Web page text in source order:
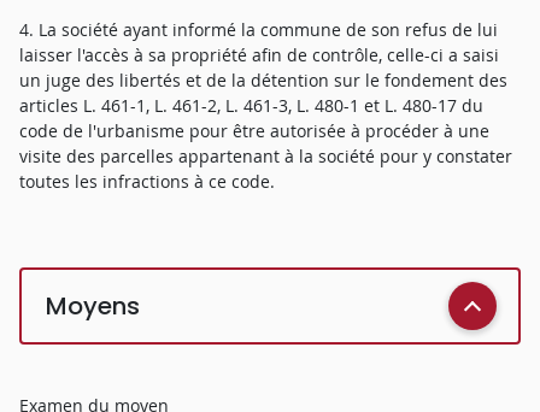
4. La société ayant informé la commune de son refus de lui
laisser l'accès à sa propriété afin de contrôle, celle-ci a saisi
un juge des libertés et de la détention sur le fondement des
articles L. 461-1, L. 461-2, L. 461-3, L. 480-1 et L. 480-17 du
code de l'urbanisme pour être autorisée à procéder à une
visite des parcelles appartenant à la société pour y constater
toutes les infractions à ce code.
Moyens
Examen du moyen